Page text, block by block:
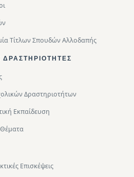
Τίτλων Σπουδών Αλλοδαπής
ΔΡΑΣΤΗΡΙΌΤΗΤΕΣ
Δραστηριοτήτων
Eκπαίδευση
Θέματα
Επισκέψεις